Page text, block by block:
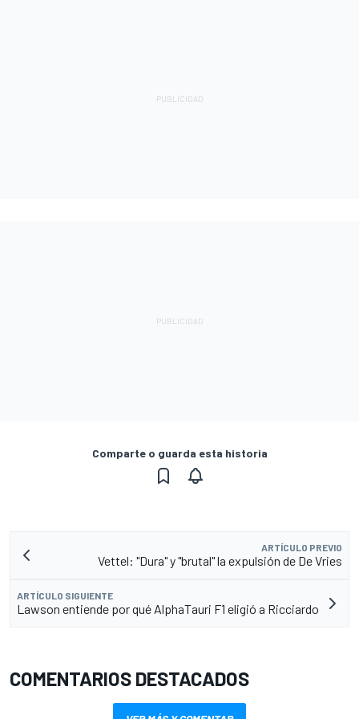
Comparte o guarda esta historia
ARTÍCULO PREVIO
Vettel: "Dura" y "brutal" la expulsión de De Vries
ARTÍCULO SIGUIENTE
Lawson entiende por qué AlphaTauri F1 eligió a Ricciardo
COMENTARIOS DESTACADOS